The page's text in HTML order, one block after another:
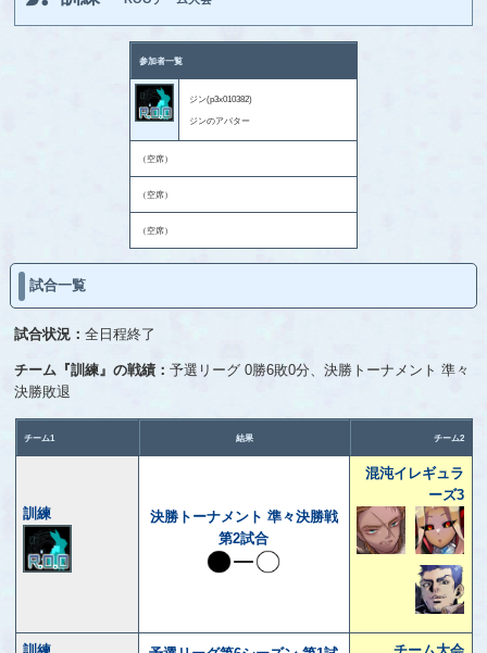
参加者一覧
ジン(p3x010382)
ジンのアバター
（空席）
（空席）
（空席）
試合一覧
試合状況：全日程終了
チーム『訓練』の戦績：予選リーグ 0勝6敗0分、決勝トーナメント 準々
決勝敗退
チーム1 結果 チーム2
訓練
決勝トーナメント 準々決勝戦
第2試合
混沌イレギュラ
ーズ3